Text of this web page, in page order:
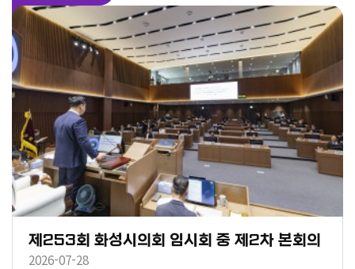
제253회 화성시의회 임시회 중 제2차 본회의
2026-07-28